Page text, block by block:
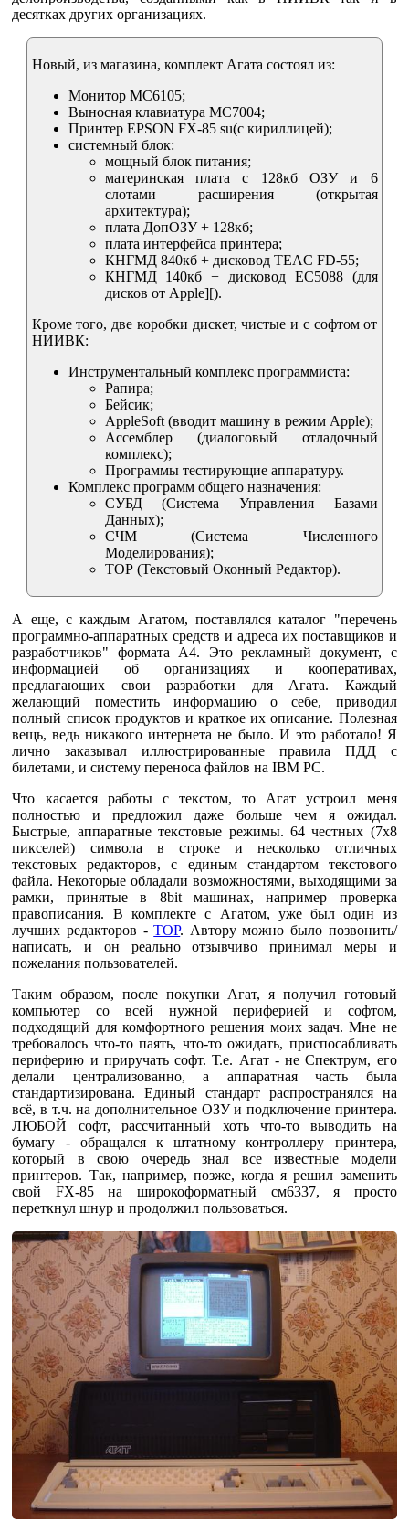
десятках других организациях.
Новый, из магазина, комплект Агата состоял из:
Монитор МС6105;
Выносная клавиатура МС7004;
Принтер EPSON FX-85 su(с кириллицей);
системный блок:
мощный блок питания;
материнская плата с 128кб ОЗУ и 6
слотами расширения (открытая
архитектура);
плата ДопОЗУ + 128кб;
плата интерфейса принтера;
КНГМД 840кб + дисковод TEAC FD-55;
КНГМД 140кб + дисковод ЕС5088 (для
дисков от Apple][).
Кроме того, две коробки дискет, чистые и с софтом от
НИИВК:
Инструментальный комплекс программиста:
Рапира;
Бейсик;
AppleSoft (вводит машину в режим Apple);
Ассемблер (диалоговый отладочный
комплекс);
Программы тестирующие аппаратуру.
Комплекс программ общего назначения:
СУБД (Система Управления Базами
Данных);
СЧМ (Система Численного
Моделирования);
ТОР (Текстовый Оконный Редактор).
А еще, с каждым Агатом, поставлялся каталог "перечень
программно-аппаратных средств и адреса их поставщиков и
разработчиков" формата А4. Это рекламный документ, с
информацией об организациях и кооперативах,
предлагающих свои разработки для Агата. Каждый
желающий поместить информацию о себе, приводил
полный список продуктов и краткое их описание. Полезная
вещь, ведь никакого интернета не было. И это работало! Я
лично заказывал иллюстрированные правила ПДД с
билетами, и систему переноса файлов на IBM PC.
Что касается работы с текстом, то Агат устроил меня
полностью и предложил даже больше чем я ожидал.
Быстрые, аппаратные текстовые режимы. 64 честных (7х8
пикселей) символа в строке и несколько отличных
текстовых редакторов, с единым стандартом текстового
файла. Некоторые обладали возможностями, выходящими за
рамки, принятые в 8bit машинах, например проверка
правописания. В комплекте с Агатом, уже был один из
лучших редакторов -ТОР. Автору можно было позвонить/
написать, и он реально отзывчиво принимал меры и
пожелания пользователей.
Таким образом, после покупки Агат, я получил готовый
компьютер со всей нужной периферией и софтом,
подходящий для комфортного решения моих задач. Мне не
требовалось что-то паять, что-то ожидать, приспосабливать
периферию и приручать софт. Т.е. Агат - не Спектрум, его
делали централизованно, а аппаратная часть была
стандартизирована. Единый стандарт распространялся на
всё, в т.ч. на дополнительное ОЗУ и подключение принтера.
ЛЮБОЙ софт, рассчитанный хоть что-то выводить на
бумагу - обращался к штатному контроллеру принтера,
который в свою очередь знал все известные модели
принтеров. Так, например, позже, когда я решил заменить
свой FX-85 на широкоформатный см6337, я просто
переткнул шнур и продолжил пользоваться.